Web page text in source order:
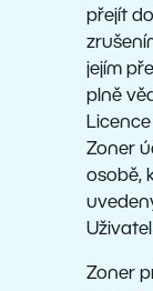
přejít
jejím
plně
Zoner
osobě,
Zoner